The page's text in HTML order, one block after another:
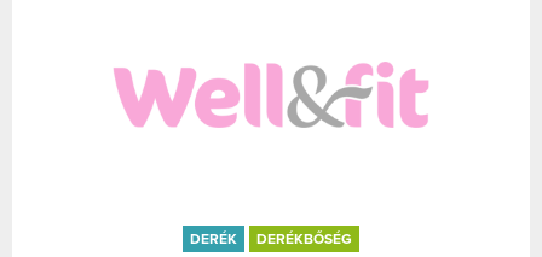
DERÉK DERÉKBŐSÉG